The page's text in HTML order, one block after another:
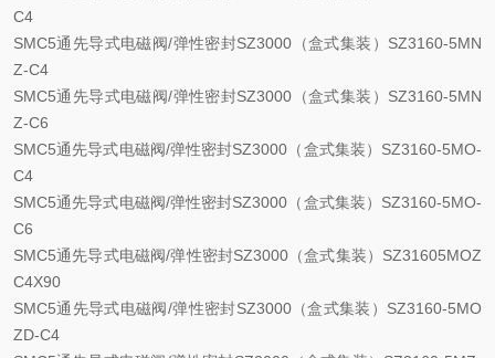
C4
SMC5通先导式电磁阀/弹性密封SZ3000（盒式集装）SZ3160-5MN
Z-C4
SMC5通先导式电磁阀/弹性密封SZ3000（盒式集装）SZ3160-5MN
Z-C6
SMC5通先导式电磁阀/弹性密封SZ3000（盒式集装）SZ3160-5MO-
C4
SMC5通先导式电磁阀/弹性密封SZ3000（盒式集装）SZ3160-5MO-
C6
SMC5通先导式电磁阀/弹性密封SZ3000（盒式集装）SZ31605MOZ
C4X90
SMC5通先导式电磁阀/弹性密封SZ3000（盒式集装）SZ3160-5MO
ZD-C4